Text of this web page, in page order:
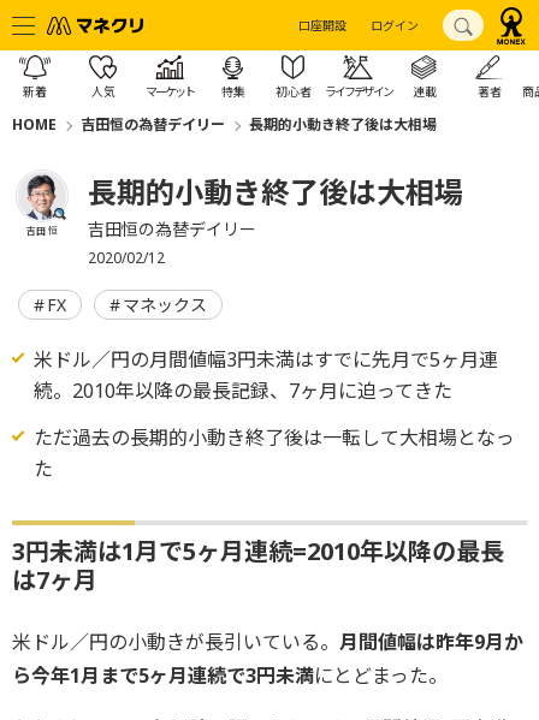
口座開設 ログイン
新着 人気 マーケット 特集 初心者 ライフデザイン 連載 著者 商
HOME 吉田恒の為替デイリー 長期的小動き終了後は大相場
吉田 恒
長期的小動き終了後は大相場
吉田恒の為替デイリー
2020/02/12
FX マネックス
米ドル／円の月間値幅3円未満はすでに先月で5ヶ月連
続。2010年以降の最長記録、7ヶ月に迫ってきた
ただ過去の長期的小動き終了後は一転して大相場となっ
た
3円未満は1月で5ヶ月連続=2010年以降の最長
は7ヶ月
米ドル／円の小動きが長引いている。 月間値幅は昨年9月か
ら今年1月まで5ヶ月連続で3円未満にとどまった。